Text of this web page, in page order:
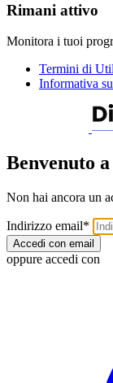
Rimani attivo
Monitora i tuoi
Termini di
Informativa
Benvenuto
Non hai ancora un
Indirizzo email*
Accedi con email
oppure accedi con